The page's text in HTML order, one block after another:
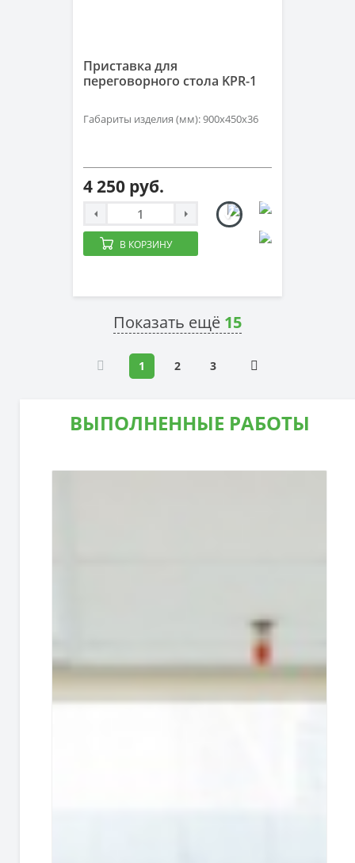
Приставка для
переговорного стола KPR-1
Габариты изделия (мм): 900х450х36
4 250 руб.
В КОРЗИНУ
Показать ещё 15
1 2 3
ВЫПОЛНЕННЫЕ РАБОТЫ